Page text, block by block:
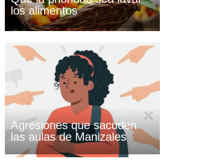
los alimentos
Agresiones que sacuden
las aulas de Manizales